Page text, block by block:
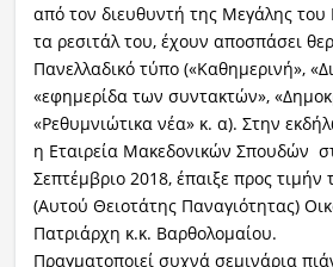
από τον διευθυντή της Μεγάλης του
τα ρεσιτάλ του, έχουν αποσπάσει
Πανελλαδικό τύπο («Καθημερινή»,
«εφημερίδα των συντακτών»,
«Ρεθυμνιώτικα νέα» κ. α). Στην
η Εταιρεία Μακεδονικών Σπουδών
Σεπτέμβριο 2018, έπαιξε προς τιμήν
(Αυτού Θειοτάτης Παναγιότητας)
Πατριάρχη κ.κ. Βαρθολομαίου.
Πραγματοποιεί συχνά σεμινάρια